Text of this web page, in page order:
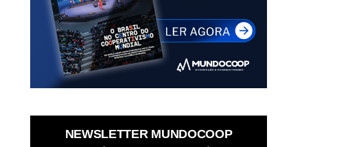
NEWSLETTER MUNDOCOOP